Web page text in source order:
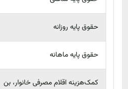
حقوق پایه روزانه
حقوق پایه ماهانه
کمک‌هزینه اقلام مصرفی خانوار، بن